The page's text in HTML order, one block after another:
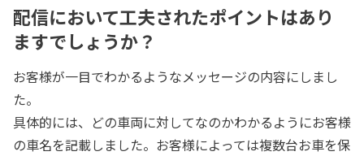
配信において工夫されたポイントはあり
ますでしょうか？
お客様が一目でわかるようなメッセージの内容にしまし
た。
具体的には、どの車両に対してなのかわかるようにお客様
の車名を記載しました。お客様によっては複数台お車を保